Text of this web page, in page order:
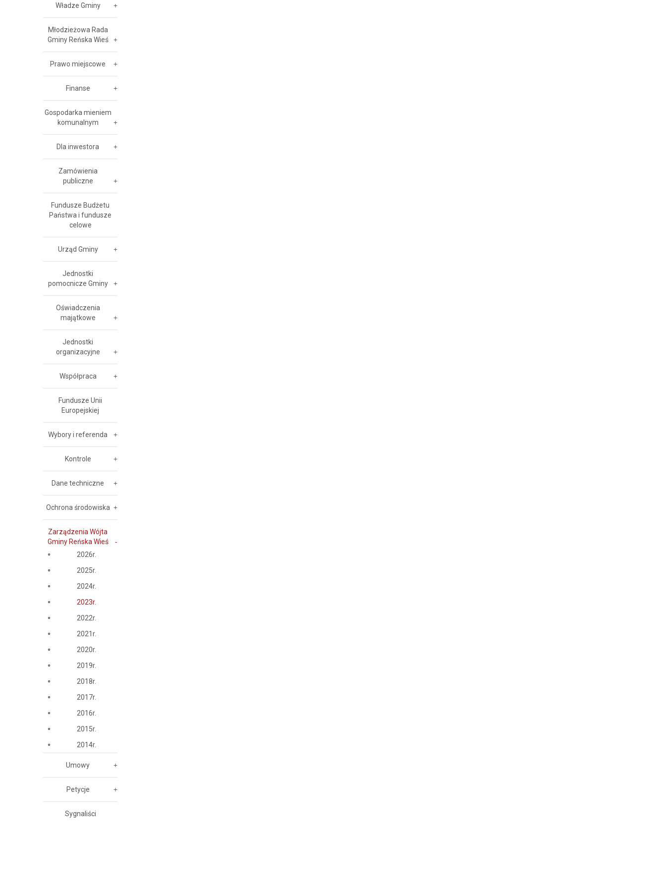
Władze Gminy
Młodzieżowa Rada
Gminy Reńska Wieś
Prawo miejscowe
Finanse
Gospodarka mieniem
komunalnym
Dla inwestora
Zamówienia
publiczne
Fundusze Budżetu
Państwa i fundusze
celowe
Urząd Gminy
Jednostki
pomocnicze Gminy
Oświadczenia
majątkowe
Jednostki
organizacyjne
Współpraca
Fundusze Unii
Europejskiej
Wybory i referenda
Kontrole
Dane techniczne
Ochrona środowiska
Zarządzenia Wójta
Gminy Reńska Wieś
2026r.
2025r.
2024r.
2023r.
2022r.
2021r.
2020r.
2019r.
2018r.
2017r.
2016r.
2015r.
2014r.
Umowy
Petycje
Sygnaliści